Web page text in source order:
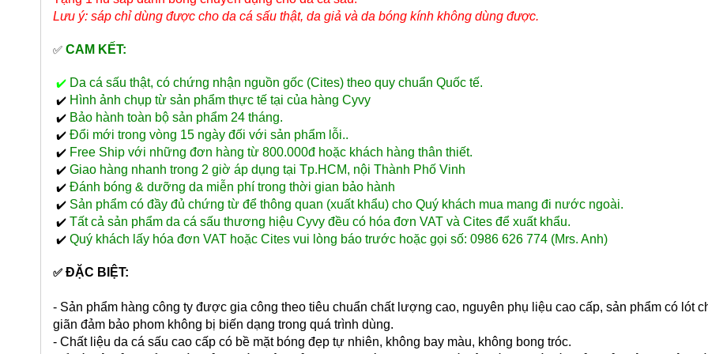
Lưu ý: sáp chỉ dùng được cho da cá sấu thật, da giả và da bóng kính không dùng được.
✅CAM KẾT:
✔️Da cá sấu thật, có chứng nhận nguồn gốc (Cites) theo quy chuẩn Quốc tế.
✔️ Hình ảnh chụp từ sản phẩm thực tế tại của hàng Cyvy
✔️ Bảo hành toàn bộ sản phẩm 24 tháng.
✔️ Đổi mới trong vòng 15 ngày đối với sản phẩm lỗi..
✔️ Free Ship với những đơn hàng từ 800.000đ hoặc khách hàng thân thiết.
✔️ Giao hàng nhanh trong 2 giờ áp dụng tại Tp.HCM, nội Thành Phố Vinh
✔️ Đánh bóng & dưỡng da miễn phí trong thời gian bảo hành
✔️ Sản phẩm có đầy đủ chứng từ để thông quan (xuất khẩu) cho Quý khách mua mang đi nước ngoài.
✔️ Tất cả sản phẩm da cá sấu thương hiệu Cyvy đều có hóa đơn VAT và Cites để xuất khẩu.
✔️ Quý khách lấy hóa đơn VAT hoặc Cites vui lòng báo trước hoặc gọi số: 0986 626 774 (Mrs. Anh)
✅ ĐẶC BIỆT:
- Sản phẩm hàng công ty được gia công theo tiêu chuẩn chất lượng cao, nguyên phụ liệu cao cấp, sản phẩm có lót
giãn đảm bảo phom không bị biến dạng trong quá trình dùng.
- Chất liệu da cá sấu cao cấp có bề mặt bóng đẹp tự nhiên, không bay màu, không bong tróc.